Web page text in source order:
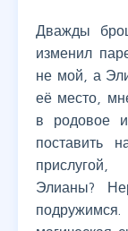
Дважды
изменил
не мой, а
её место,
в родовое
поставить
Элианы?